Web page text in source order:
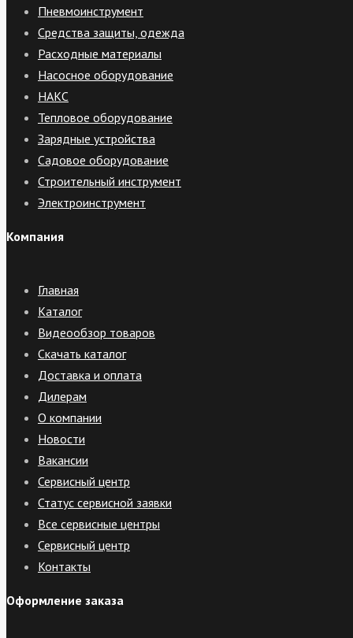
Пневмоинструмент
Средства защиты, одежда
Расходные материалы
Насосное оборудование
НАКС
Тепловое оборудование
Зарядные устройства
Садовое оборудование
Строительный инструмент
Электроинструмент
Компания
Главная
Каталог
Видеообзор товаров
Скачать каталог
Доставка и оплата
Дилерам
О компании
Новости
Вакансии
Сервисный центр
Статус сервисной заявки
Все сервисные центры
Сервисный центр
Контакты
Оформление заказа